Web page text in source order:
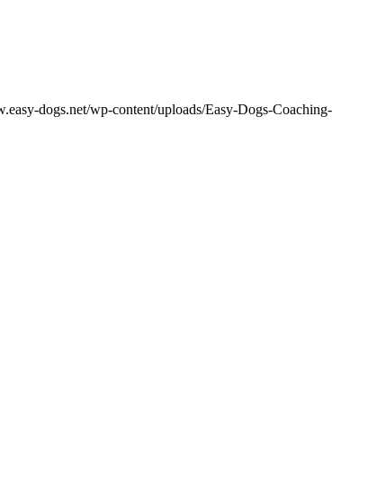
dogs.net/wp-content/uploads/Easy-Dogs-Coaching-